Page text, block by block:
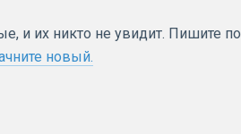
и их никто не увидит. Пишите
новый.